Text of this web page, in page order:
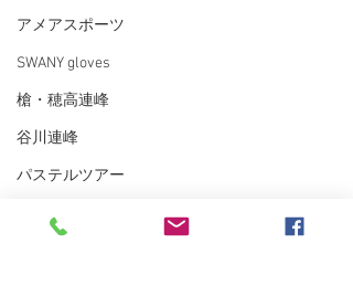
アメアスポーツ
SWANY gloves
槍・穂高連峰
谷川連峰
パステルツアー
妙高BC